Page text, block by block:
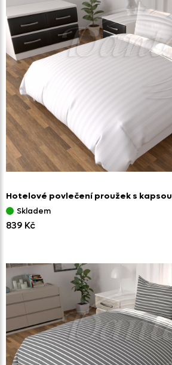
Hotelové povlečení proužek s kapsou
Skladem
839 Kč